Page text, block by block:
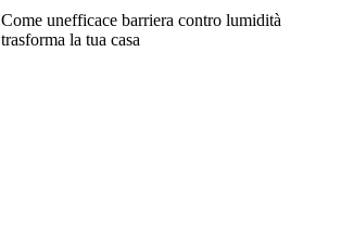
Come unefficace barriera contro lumidità
trasforma la tua casa